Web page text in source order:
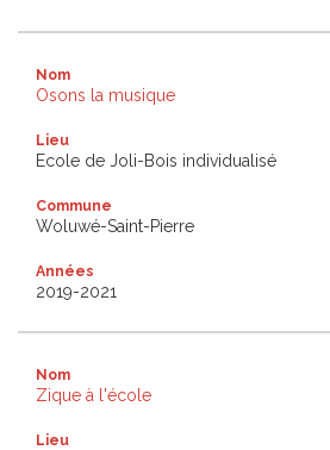
Nom
Osons la musique
Lieu
Ecole de Joli-Bois individualisé
Commune
Woluwé-Saint-Pierre
Années
2019-2021
Nom
Zique à l'école
Lieu